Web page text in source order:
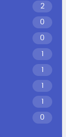
2
0
0
1
1
1
1
0